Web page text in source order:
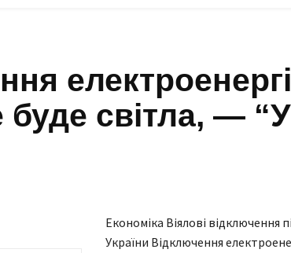
буде світла, —
Економіка Віялові відключення
України Відключення